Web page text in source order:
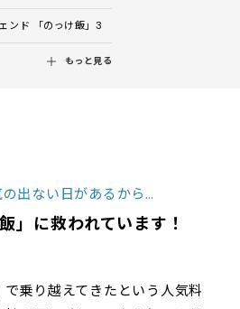
ンド 「のっけ飯」3
もっと見る
出ない日があるから…
」に救われています！
乗り越えてきたという人気料